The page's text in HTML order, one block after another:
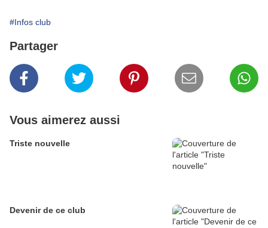
#Infos club
Partager
Vous aimerez aussi
Triste nouvelle
Devenir de ce club